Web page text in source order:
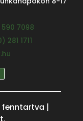
7098
281 1711
fenntartva |